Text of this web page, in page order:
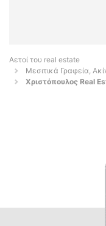
Αετοί του real estate
Μεσιτικά Γραφεία,
Χριστόπουλος Real